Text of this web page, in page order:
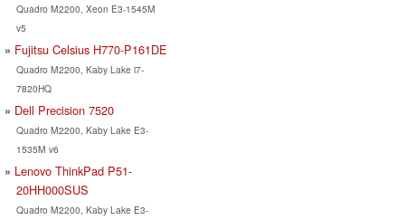
Quadro M2200, Xeon E3-1545M
v5
Fujitsu Celsius H770-P161DE
Quadro M2200, Kaby Lake i7-
7820HQ
Dell Precision 7520
Quadro M2200, Kaby Lake E3-
1535M v6
Lenovo ThinkPad P51-
20HH000SUS
Quadro M2200, Kaby Lake E3-